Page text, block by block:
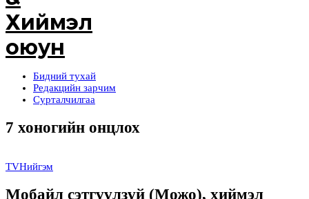
Бидний тухай
Редакцийн зарчим
Сурталчилгаа
7 хоногийн онцлох
TVНийгэм
Мобайл сэтгүүлзүй (Можо), хиймэл